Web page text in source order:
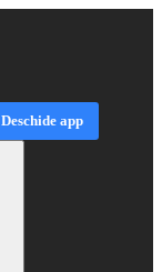
Deschide app